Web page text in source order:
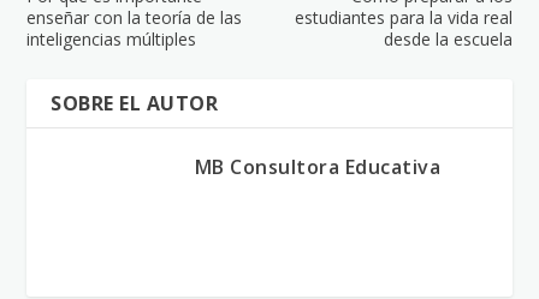
enseñar con la teoría de las
inteligencias múltiples
estudiantes para la vida real
desde la escuela
SOBRE EL AUTOR
MB Consultora Educativa